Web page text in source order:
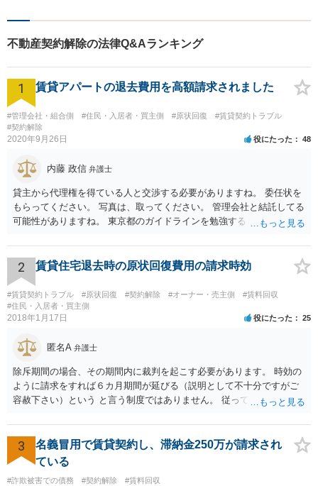
お気軽にご相談ください！多
角的な視点から迅速に解決に
導きます。
不動産契約解除の法律Q&Aランキング
1 賃貸アパートの退去費用を高額請求されました
#管理会社・組合側 #住民・入居者・買主側 #原状回復
#賃貸契約トラブル
#契約解除
2020年9月26日 役にたった 48
内藤 政信 弁護士
貸主から代理権を得ている人と交渉する必要がありますね。 委任状を
もらってください。 写真は、取ってください。 管理会社と結託してる
可能性がありますね。 東京都のガイドラインを勉強するといいでしょ
2 賃貸住宅退去時の原状回復費用の請求時効
#賃貸契約トラブル #原状回復 #契約解除 #オーナー・売主側
#賃料回収
#住民・入居者・買主側
2018年1月17日 役にたった 25
匿名A 弁護士
除斥期間の場合、その期間内に裁判を起こす必要があります。 時効の
ように請求をすれば６カ月期間が延びる（説明として不十分ですがご
容赦下さい）という と言う制度ではありません。 従って、理論上は１
3
名義冒用で賃貸契約し、滞納金250万が請求され
ている
#詐欺被害での債務 #契約解除 #賃料回収